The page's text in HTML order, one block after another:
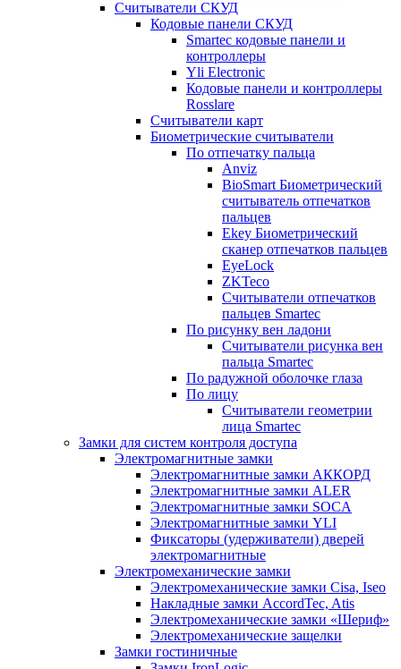
Считыватели СКУД
Кодовые панели СКУД
Smartec кодовые панели и
контроллеры
Yli Electronic
Кодовые панели и контроллеры
Rosslare
Считыватели карт
Биометрические считыватели
По отпечатку пальца
Anviz
BioSmart Биометрический
считыватель отпечатков
пальцев
Ekey Биометрический
сканер отпечатков пальцев
EyeLock
ZKTeco
Считыватели отпечатков
пальцев Smartec
По рисунку вен ладони
Считыватели рисунка вен
пальца Smartec
По радужной оболочке глаза
По лицу
Считыватели геометрии
лица Smartec
Замки для систем контроля доступа
Электромагнитные замки
Электромагнитные замки АККОРД
Электромагнитные замки ALER
Электромагнитные замки SOCA
Электромагнитные замки YLI
Фиксаторы (удерживатели) дверей
электромагнитные
Электромеханические замки
Электромеханические замки Cisa, Iseo
Накладные замки AccordTec, Atis
Электромеханические замки «Шериф»
Электромеханические защелки
Замки гостиничные